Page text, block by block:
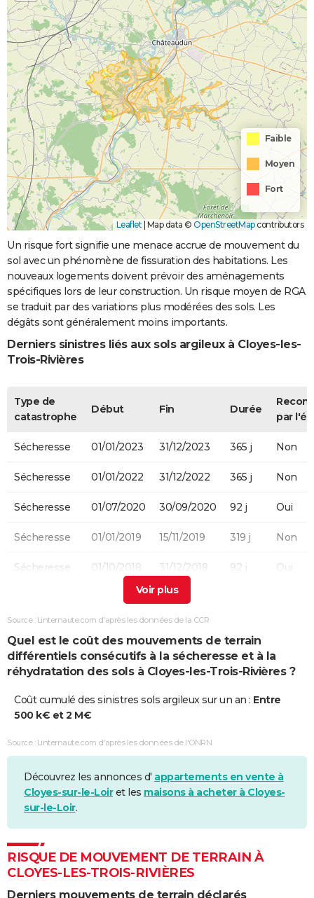
Faible
Moyen
Fort
Leaflet Map data © OpenStreetMapcontributors
Un risque fort signifie une menace accrue de mouvement du
sol avec un phénomène de fissuration des habitations. Les
nouveaux logements doivent prévoir des aménagements
spécifiques lors de leur construction. Un risque moyen de RGA
se traduit par des variations plus modérées des sols. Les
dégâts sont généralement moins importants.
Derniers sinistres liés aux sols argileux à Cloyes-les-
Trois-Rivières
Type de
catastrophe
Début Fin Durée
par
Sécheresse 01/01/2023 31/12/2023 365 j Non
Sécheresse 01/01/2022 31/12/2022 365 j Non
Sécheresse 01/07/2020 30/09/2020 92 j Oui
Sécheresse 01/01/2019 15/11/2019 319 j Non
Sécheresse 01/10/2018 31/12/2018 92 j Oui
01/07/2003
Source : Linternaute.com d'après les données de la CCR
Quel est le coût des mouvements de terrain
différentiels consécutifs à la sécheresse et à la
réhydratation des sols à Cloyes-les-Trois-Rivières ?
Coût cumulé des sinistres sols argileux sur un an : Entre
500 k€ et 2 M€
Source : Linternaute.com d'après les données de l'ONRN
Découvrez les annonces d' appartements en vente à
Cloyes-sur-le-Loiret les maisons à acheter à Cloyes-
sur-le-Loir.
RISQUE DE MOUVEMENT DE TERRAIN À
CLOYES-LES-TROIS-RIVIÈRES
Derniers mouvements de terrain déclarés